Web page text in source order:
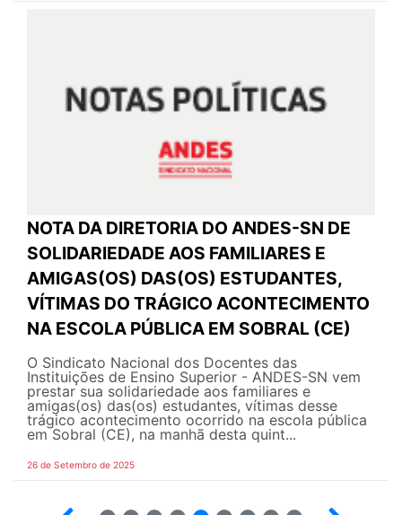
NOTA DA DIRETORIA DO ANDES-SN DE
SOLIDARIEDADE AOS FAMILIARES E
AMIGAS(OS) DAS(OS) ESTUDANTES,
VÍTIMAS DO TRÁGICO ACONTECIMENTO
NA ESCOLA PÚBLICA EM SOBRAL (CE)
O Sindicato Nacional dos Docentes das
Instituições de Ensino Superior - ANDES-SN vem
prestar sua solidariedade aos familiares e
amigas(os) das(os) estudantes, vítimas desse
trágico acontecimento ocorrido na escola pública
em Sobral (CE), na manhã desta quint...
26 de Setembro de 2025